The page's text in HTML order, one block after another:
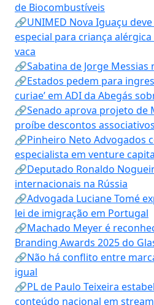
de Biocombustíveis
🔗UNIMED Nova Iguaçu
especial para criança
vaca
🔗Sabatina de Jorge Messias
🔗Estados pedem para
curiae’ em ADI da Abegás
🔗Senado aprova projeto de
proíbe descontos
🔗Pinheiro Neto Advogados
especialista em venture
🔗Deputado Ronaldo
internacionais na Rússia
🔗Advogada Luciane Tomé
lei de imigração em Portugal
🔗Machado Meyer é
Branding Awards 2025 do
🔗Não há conflito entre
igual
🔗PL de Paulo Teixeira
conteúdo nacional em